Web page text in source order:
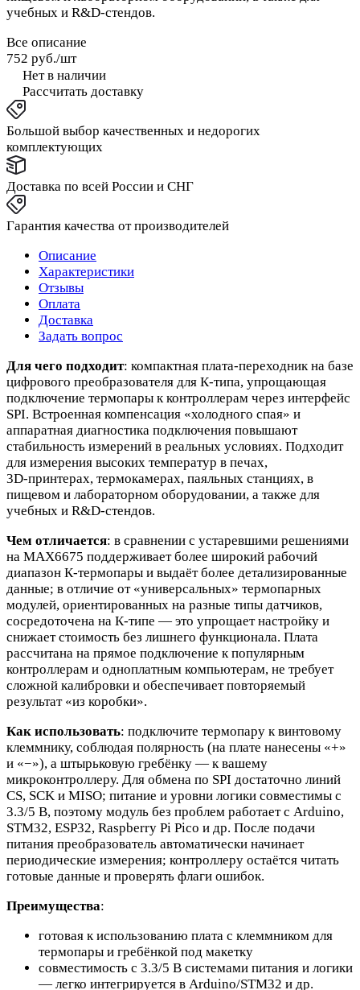
учебных и R&D‑стендов.
Все описание
752 руб./шт
Нет в наличии
Рассчитать доставку
Большой выбор качественных и недорогих
комплектующих
Доставка по всей России и СНГ
Гарантия качества от производителей
Описание
Характеристики
Отзывы
Оплата
Доставка
Задать вопрос
Для чего подходит: компактная плата‑переходник на базе
цифрового преобразователя для К‑типа, упрощающая
подключение термопары к контроллерам через интерфейс
SPI. Встроенная компенсация «холодного спая» и
аппаратная диагностика подключения повышают
стабильность измерений в реальных условиях. Подходит
для измерения высоких температур в печах,
3D‑принтерах, термокамерах, паяльных станциях, в
пищевом и лабораторном оборудовании, а также для
учебных и R&D‑стендов.
Чем отличается: в сравнении с устаревшими решениями
на MAX6675 поддерживает более широкий рабочий
диапазон К‑термопары и выдаёт более детализированные
данные; в отличие от «универсальных» термопарных
модулей, ориентированных на разные типы датчиков,
сосредоточена на К‑типе — это упрощает настройку и
снижает стоимость без лишнего функционала. Плата
рассчитана на прямое подключение к популярным
контроллерам и одноплатным компьютерам, не требует
сложной калибровки и обеспечивает повторяемый
результат «из коробки».
Как использовать: подключите термопару к винтовому
клеммнику, соблюдая полярность (на плате нанесены «+»
и «−»), а штырьковую гребёнку — к вашему
микроконтроллеру. Для обмена по SPI достаточно линий
CS, SCK и MISO; питание и уровни логики совместимы с
3.3/5 В, поэтому модуль без проблем работает с Arduino,
STM32, ESP32, Raspberry Pi Pico и др. После подачи
питания преобразователь автоматически начинает
периодические измерения; контроллеру остаётся читать
готовые данные и проверять флаги ошибок.
Преимущества:
готовая к использованию плата с клеммником для
термопары и гребёнкой под макетку
совместимость с 3.3/5 В системами питания и логики
— легко интегрируется в Arduino/STM32 и др.